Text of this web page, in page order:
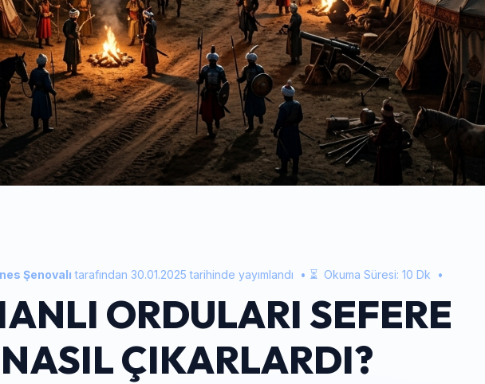
Şenovalı tarafından 30.01.2025 tarihinde yayımlandı • ⏳ Okuma Süresi: 10 Dk •
ORDULARI SEFERE
NASIL ÇIKARLARDI?